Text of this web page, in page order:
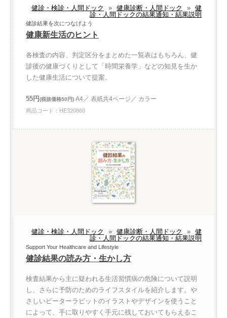
健診・検診・人間ドック » 健康診断・人間ドック » 健
診・人間ドックの結果通知・結果説明
健診結果を次につなげよう
健康新生活のヒント
各検査の内容、判定区分をまとめた一覧表はもちろん、健
診後の健康づくりとして「時間栄養学」などの知見を生か
した健康生活について提案。
55円(税抜価格50円) A4／ 表紙共4ページ／ カラー
商品コード：HE320860
健診・検診・人間ドック » 健康診断・人間ドック » 健
診・人間ドックの結果通知・結果説明
Support Your Healthcare and Lifestyle
健診結果の読み方・生かし方
検査結果から主に疑われる生活習慣病の危険について説明
し、さらに予防のためのライフスタイルを紹介します。や
さしいピーターラビットのイラストやデザインを使うこと
によって、手に取りやすく手元に残しておいてもらえるこ